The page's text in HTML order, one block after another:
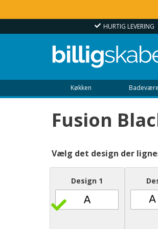
OVER 100.000 GLADE
Køkken
Fusion
Vælg det design der
Design 1